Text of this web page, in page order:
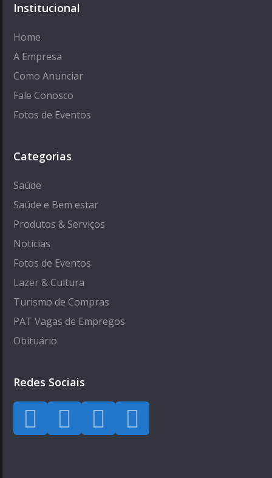
Institucional
Home
A Empresa
Como Anunciar
Fale Conosco
Fotos de Eventos
Categorias
Saúde
Saúde e Bem estar
Produtos & Serviços
Notícias
Fotos de Eventos
Lazer & Cultura
Turismo de Compras
PAT Vagas de Empregos
Obituário
Redes Sociais